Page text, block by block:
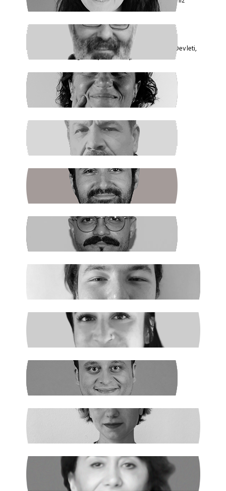
VEYSEL AKTAŞ
Faşizmin Yeniden Biçimlenmesi. Kriz Devleti,
Hegemonya ve Türkiye
GÜLSÜM KAV
Şiddetin İlacı, Barışa Kavuşmaktır
RAŞİT ŞAHİN
Boş Koltukta Kim Oturuyordu?
BATUHAN GÜNDOĞDU
Halkın Kendi Kendini Yönetmesi
FIRAT ÖZTAŞ
AKP Kaybetti
EGE ŞAHİN
Madenciler İşaret Verdi
NURSELİ GÖZÜAÇIK
Şiddetin Faili, Çocukların Katili Kim?
NEHİR SEVİM
Dünya Çapında
ILGIN GÜRSES
Açlık ve Diğer "Çözülemez" Sorunlar
RUKİYE LEYLA SÜREN
Cumhur İttifakı’nın Hedefi: Kadınlar